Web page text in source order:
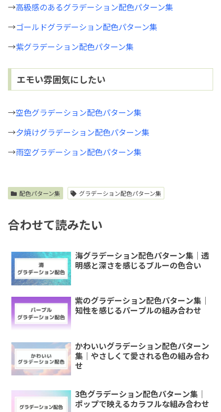
→高級感のあるグラデーション配色パターン集
→ゴールドグラデーション配色パターン集
→紫グラデーション配色パターン集
エモい雰囲気にしたい
→空色グラデーション配色パターン集
→夕焼けグラデーション配色パターン集
→雨空グラデーション配色パターン集
配色パターン集 グラデーション配色パターン集
合わせて読みたい
海グラデーション配色パターン集｜透
明感と深さを感じるブルーの色合い
紫のグラデーション配色パターン集｜
知性を感じるパープルの組み合わせ
かわいいグラデーション配色パターン
集｜やさしくて愛される色の組み合わ
せ
3色グラデーション配色パターン集｜
ポップで映えるカラフルな組み合わせ